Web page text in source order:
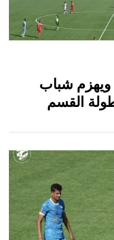
ويهزم شباب
القسم